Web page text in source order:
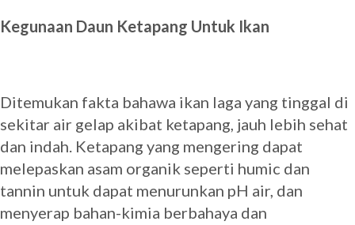
Kegunaan Daun Ketapang Untuk Ikan
Ditemukan fakta bahawa ikan laga yang tinggal di
sekitar air gelap akibat ketapang, jauh lebih sehat
dan indah. Ketapang yang mengering dapat
melepaskan asam organik seperti humic dan
tannin untuk dapat menurunkan pH air, dan
menyerap bahan-kimia berbahaya dan